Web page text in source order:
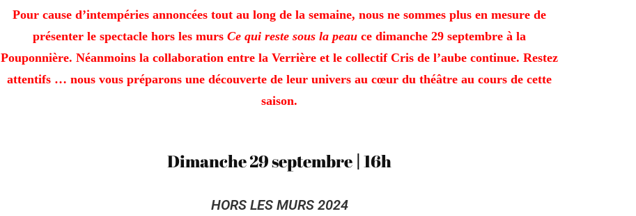
Pour cause d’intempéries annoncées tout au long de la semaine, nous ne sommes plus en mesure de
présenter le spectacle hors les murs Ce qui reste sous la peau ce dimanche 29 septembre à la
Pouponnière. Néanmoins la collaboration entre la Verrière et le collectif Cris de l’aube continue. Restez
attentifs … nous vous préparons une découverte de leur univers au cœur du théâtre au cours de cette
saison.
Dimanche 29 septembre |16h
HORS LES MURS 2024